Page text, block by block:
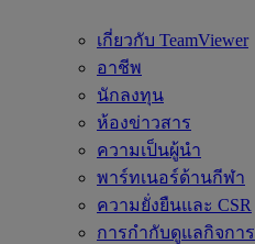
เกี่ยวกับ TeamViewer
อาชีพ
นักลงทุน
ห้องข่าวสาร
ความเป็นผู้นำ
พาร์ทเนอร์ด้านกีฬา
ความยั่งยืนและ CSR
การกำกับดูแลกิจการ